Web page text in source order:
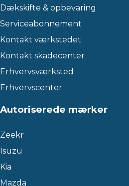
Dækskifte & opbevaring
Serviceabonnement
Kontakt værkstedet
Kontakt skadecenter
Erhvervsværksted
Erhvervscenter
Autoriserede mærker
Zeekr
Isuzu
Kia
Mazda